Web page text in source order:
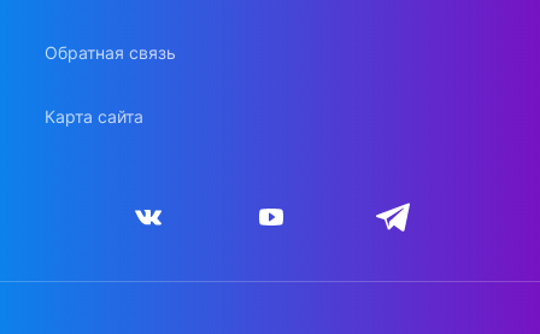
Обратная связь
Карта сайта